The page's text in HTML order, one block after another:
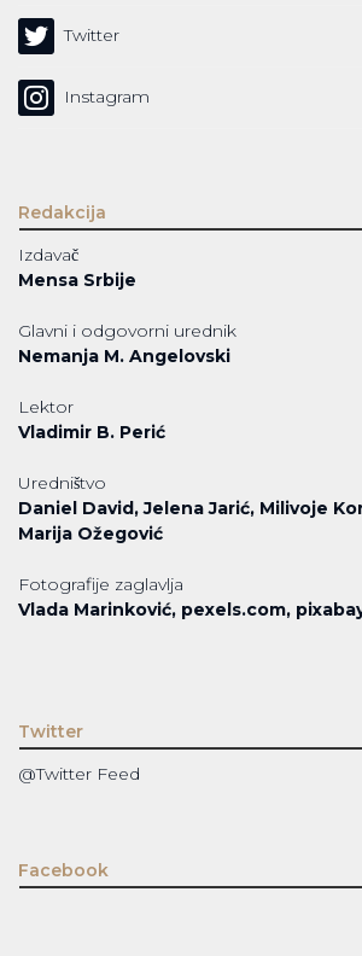
Twitter
Instagram
Redakcija
Izdavač
Mensa Srbije
Glavni i odgovorni urednik
Nemanja M. Angelovski
Lektor
Vladimir B. Perić
Uredništvo
Daniel David, Jelena Jarić, Milivoje
Marija Ožegović
Fotografije zaglavlja
Vlada Marinković, pexels.com,
Twitter
@Twitter Feed
Facebook